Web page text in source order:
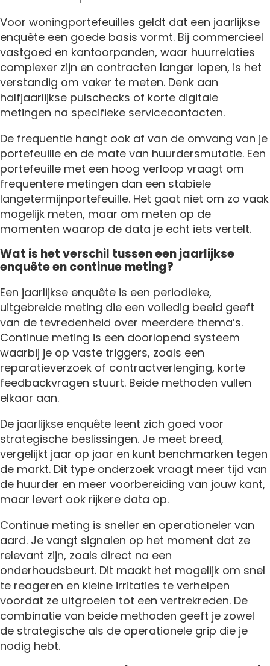
Voor woningportefeuilles geldt dat een jaarlijkse
enquête een goede basis vormt. Bij commercieel
vastgoed en kantoorpanden, waar huurrelaties
complexer zijn en contracten langer lopen, is het
verstandig om vaker te meten. Denk aan
halfjaarlijkse pulschecks of korte digitale
metingen na specifieke servicecontacten.
De frequentie hangt ook af van de omvang van je
portefeuille en de mate van huurdersmutatie. Een
portefeuille met een hoog verloop vraagt om
frequentere metingen dan een stabiele
langetermijnportefeuille. Het gaat niet om zo vaak
mogelijk meten, maar om meten op de
momenten waarop de data je echt iets vertelt.
Wat is het verschil tussen een jaarlijkse
enquête en continue meting?
Een jaarlijkse enquête is een periodieke,
uitgebreide meting die een volledig beeld geeft
van de tevredenheid over meerdere thema’s.
Continue meting is een doorlopend systeem
waarbij je op vaste triggers, zoals een
reparatieverzoek of contractverlenging, korte
feedbackvragen stuurt. Beide methoden vullen
elkaar aan.
De jaarlijkse enquête leent zich goed voor
strategische beslissingen. Je meet breed,
vergelijkt jaar op jaar en kunt benchmarken tegen
de markt. Dit type onderzoek vraagt meer tijd van
de huurder en meer voorbereiding van jouw kant,
maar levert ook rijkere data op.
Continue meting is sneller en operationeler van
aard. Je vangt signalen op het moment dat ze
relevant zijn, zoals direct na een
onderhoudsbeurt. Dit maakt het mogelijk om snel
te reageren en kleine irritaties te verhelpen
voordat ze uitgroeien tot een vertrekreden. De
combinatie van beide methoden geeft je zowel
de strategische als de operationele grip die je
nodig hebt.